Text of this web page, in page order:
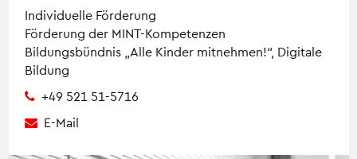
Individuelle Förderung
Förderung der MINT-Kompetenzen
Bildungsbündnis „Alle Kinder mitnehmen!“, Digitale
Bildung
+49 521 51-5716
E-Mail